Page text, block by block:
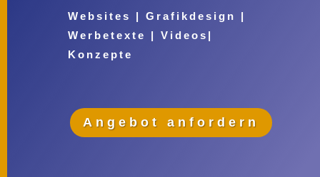
Websites | Grafikdesign |
Werbetexte | Videos|
Konzepte
Angebot anfordern